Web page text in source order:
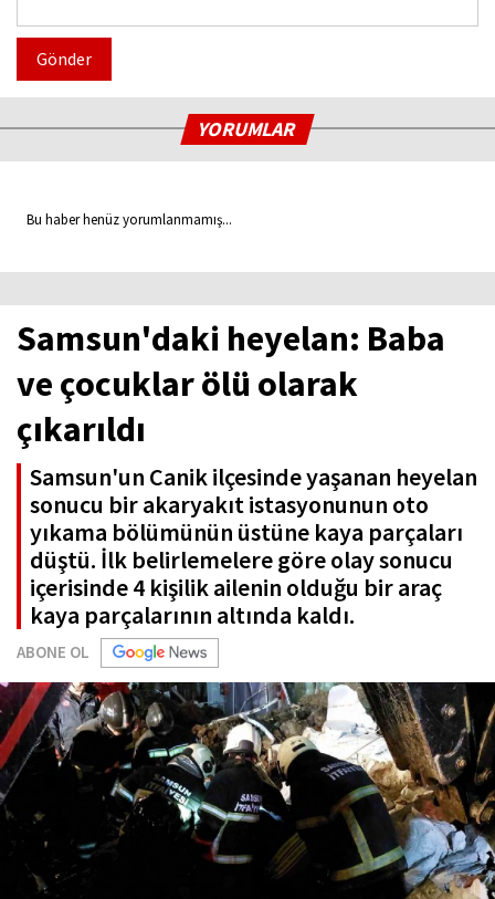
Gönder
YORUMLAR
Bu haber henüz yorumlanmamış...
Samsun'daki heyelan: Baba
ve çocuklar ölü olarak
çıkarıldı
Samsun'un Canik ilçesinde yaşanan heyelan
sonucu bir akaryakıt istasyonunun oto
yıkama bölümünün üstüne kaya parçaları
düştü. İlk belirlemelere göre olay sonucu
içerisinde 4 kişilik ailenin olduğu bir araç
kaya parçalarının altında kaldı.
ABONE OL